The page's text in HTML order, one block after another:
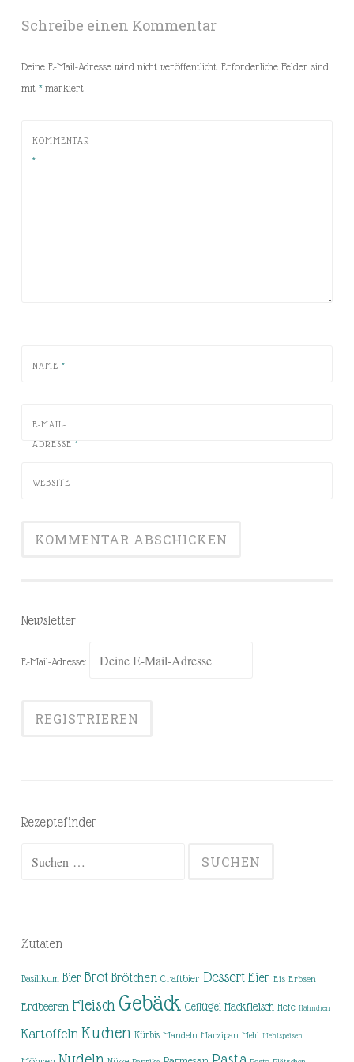
Schreibe einen Kommentar
Deine E-Mail-Adresse wird nicht veröffentlicht. Erforderliche Felder sind
mit *markiert
KOMMENTAR
*
NAME *
E-MAIL-
ADRESSE *
WEBSITE
Newsletter
E-Mail-Adresse:
Rezeptefinder
Zutaten
Basilikum Bier Brot Brötchen Craftbier Dessert Eier Eis Erbsen
Erdbeeren Fleisch Gebäck Geflügel Hackfleisch Hefe Hähnchen
Kartoffeln Kuchen Kürbis Mandeln Marzipan Mehl Mehlspeisen